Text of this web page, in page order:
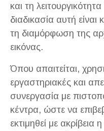
και τη
διαδικασία αυτή
τη διαμόρφωση της
εικόνας.
Όπου απαιτείται,
εργαστηριακές και
συνεργασία με
κέντρα, ώστε να
εκτιμηθεί με